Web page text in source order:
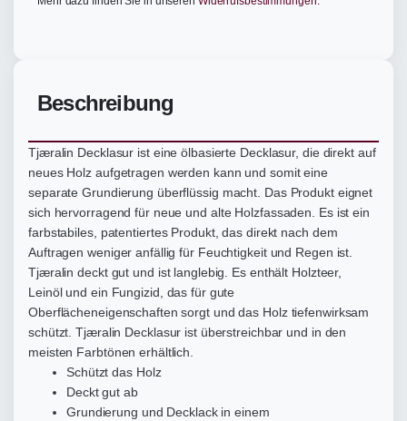
Beschreibung
Tjæralin Decklasur ist eine ölbasierte Decklasur, die direkt auf
neues Holz aufgetragen werden kann und somit eine
separate Grundierung überflüssig macht. Das Produkt eignet
sich hervorragend für neue und alte Holzfassaden. Es ist ein
farbstabiles, patentiertes Produkt, das direkt nach dem
Auftragen weniger anfällig für Feuchtigkeit und Regen ist.
Tjæralin deckt gut und ist langlebig. Es enthält Holzteer,
Leinöl und ein Fungizid, das für gute
Oberflächeneigenschaften sorgt und das Holz tiefenwirksam
schützt. Tjæralin Decklasur ist überstreichbar und in den
meisten Farbtönen erhältlich.
Schützt das Holz
Deckt gut ab
Grundierung und Decklack in einem